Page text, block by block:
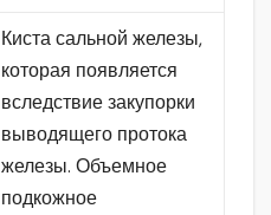
Киста сальной железы,
которая появляется
вследствие закупорки
выводящего протока
железы. Объемное
подкожное